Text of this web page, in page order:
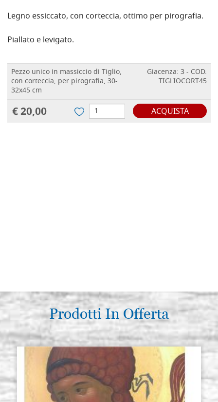
Legno essiccato, con corteccia, ottimo per pirografia.
Piallato e levigato.
Pezzo unico in massiccio di Tiglio,
con corteccia, per pirografia, 30-
32x45 cm
Giacenza: 3 - COD.
TIGLIOCORT45
€ 20,00 ACQUISTA
Prodotti In Offerta